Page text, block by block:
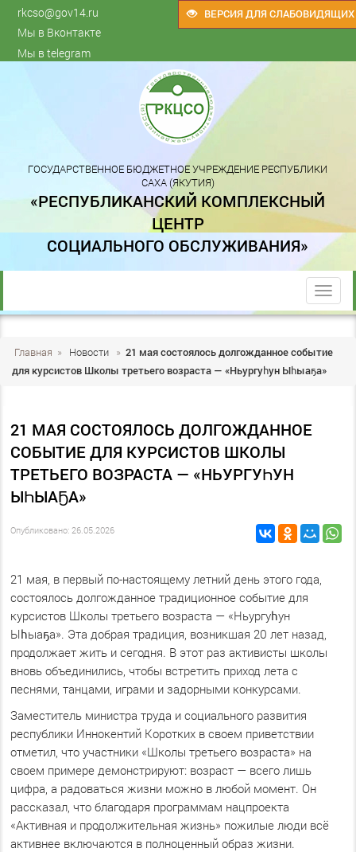
ВЕРСИЯ ДЛЯ СЛАБОВИДЯЩИХ
rkcso@gov14.ru
Мы в Вконтакте
Мы в telegram
ГОСУДАРСТВЕННОЕ БЮДЖЕТНОЕ УЧРЕЖДЕНИЕ РЕСПУБЛИКИ
САХА (ЯКУТИЯ)
«РЕСПУБЛИКАНСКИЙ КОМПЛЕКСНЫЙ
ЦЕНТР
СОЦИАЛЬНОГО ОБСЛУЖИВАНИЯ»
trk
Главная » Новости » 21 мая состоялось долгожданное событие
для курсистов Школы третьего возраста — «Ньургуһун Ыһыаҕа»
21 МАЯ СОСТОЯЛОСЬ ДОЛГОЖДАННОЕ
СОБЫТИЕ ДЛЯ КУРСИСТОВ ШКОЛЫ
ТРЕТЬЕГО ВОЗРАСТА — «НЬУРГУҺУН
ЫҺЫАҔА»
Опубликовано: 26.05.2026
21 мая, в первый по-настоящему летний день этого года,
состоялось долгожданное традиционное событие для
курсистов Школы третьего возраста — «Ньургуһун
Ыһыаҕа». Эта добрая традиция, возникшая 20 лет назад,
продолжает жить и сегодня. В этот раз активисты школы
вновь объединились, чтобы встретить приход лета с
песнями, танцами, играми и задорными конкурсами.
Заместитель министра труда и социального развития
республики Иннокентий Коротких в своем приветствии
отметил, что участники «Школы третьего возраста» на
своем примере демонстрируют: возраст — всего лишь
цифра, а радоваться жизни можно в любой момент. Он
рассказал, что благодаря программам нацпроекта
«Активная и продолжительная жизнь» пожилые люди всё
активнее включаются в полноценный образ жизни.